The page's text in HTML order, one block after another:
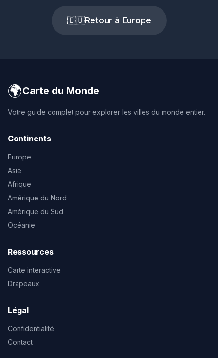
🇪🇺Retour à Europe
🌍Carte du Monde
Votre guide complet pour explorer les villes du monde entier.
Continents
Europe
Asie
Afrique
Amérique du Nord
Amérique du Sud
Océanie
Ressources
Carte interactive
Drapeaux
Légal
Confidentialité
Contact